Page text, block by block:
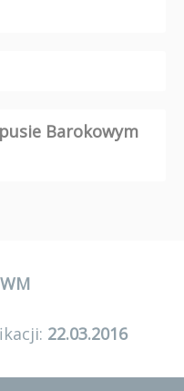
Barokowym
WM
22.03.2016